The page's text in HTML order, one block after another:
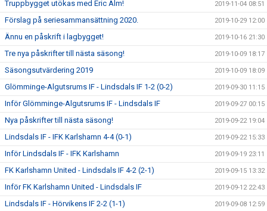
Truppbygget utökas med Eric Alm! 2019-11-04 08:51
Förslag på seriesammansättning 2020. 2019-10-29 12:00
Ännu en påskrift i lagbygget! 2019-10-16 21:30
Tre nya påskrifter till nästa säsong! 2019-10-09 18:17
Säsongsutvärdering 2019 2019-10-09 18:09
Glömminge-Algutsrums IF - Lindsdals IF 1-2 (0-2) 2019-09-30 11:15
Inför Glömminge-Algutsrums IF - Lindsdals IF 2019-09-27 00:15
Nya påskrifter till nästa säsong! 2019-09-22 19:04
Lindsdals IF - IFK Karlshamn 4-4 (0-1) 2019-09-22 15:33
Inför Lindsdals IF - IFK Karlshamn 2019-09-19 23:11
FK Karlshamn United - Lindsdals IF 4-2 (2-1) 2019-09-15 13:32
Inför FK Karlshamn United - Lindsdals IF 2019-09-12 22:43
Lindsdals IF - Hörvikens IF 2-2 (1-1) 2019-09-08 12:59